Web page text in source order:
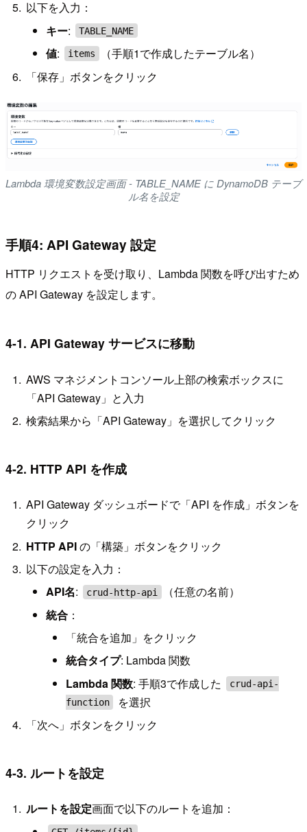
以下を入力：
キー: TABLE_NAME
値: items
（手順1で作成したテーブル名）
「保存」ボタンをクリック
Lambda 環境変数設定画面 - TABLE_NAME に DynamoDB テーブ
ル名を設定
手順4: API Gateway 設定
HTTP リクエストを受け取り、Lambda 関数を呼び出すため
の API Gateway を設定します。
4-1. API Gateway サービスに移動
AWS マネジメントコンソール上部の検索ボックスに
「API Gateway」と入力
検索結果から「API Gateway」を選択してクリック
4-2. HTTP API を作成
API Gateway ダッシュボードで「API を作成」ボタンを
クリック
HTTP APIの「構築」ボタンをクリック
以下の設定を入力：
API名: crud-http-api
（任意の名前）
統合 ：
「統合を追加」をクリック
統合タイプ: Lambda 関数
Lambda 関数: 手順3で作成した
crud-api-
function
を選択
「次へ」ボタンをクリック
4-3. ルートを設定
ルートを設定画面で以下のルートを追加：